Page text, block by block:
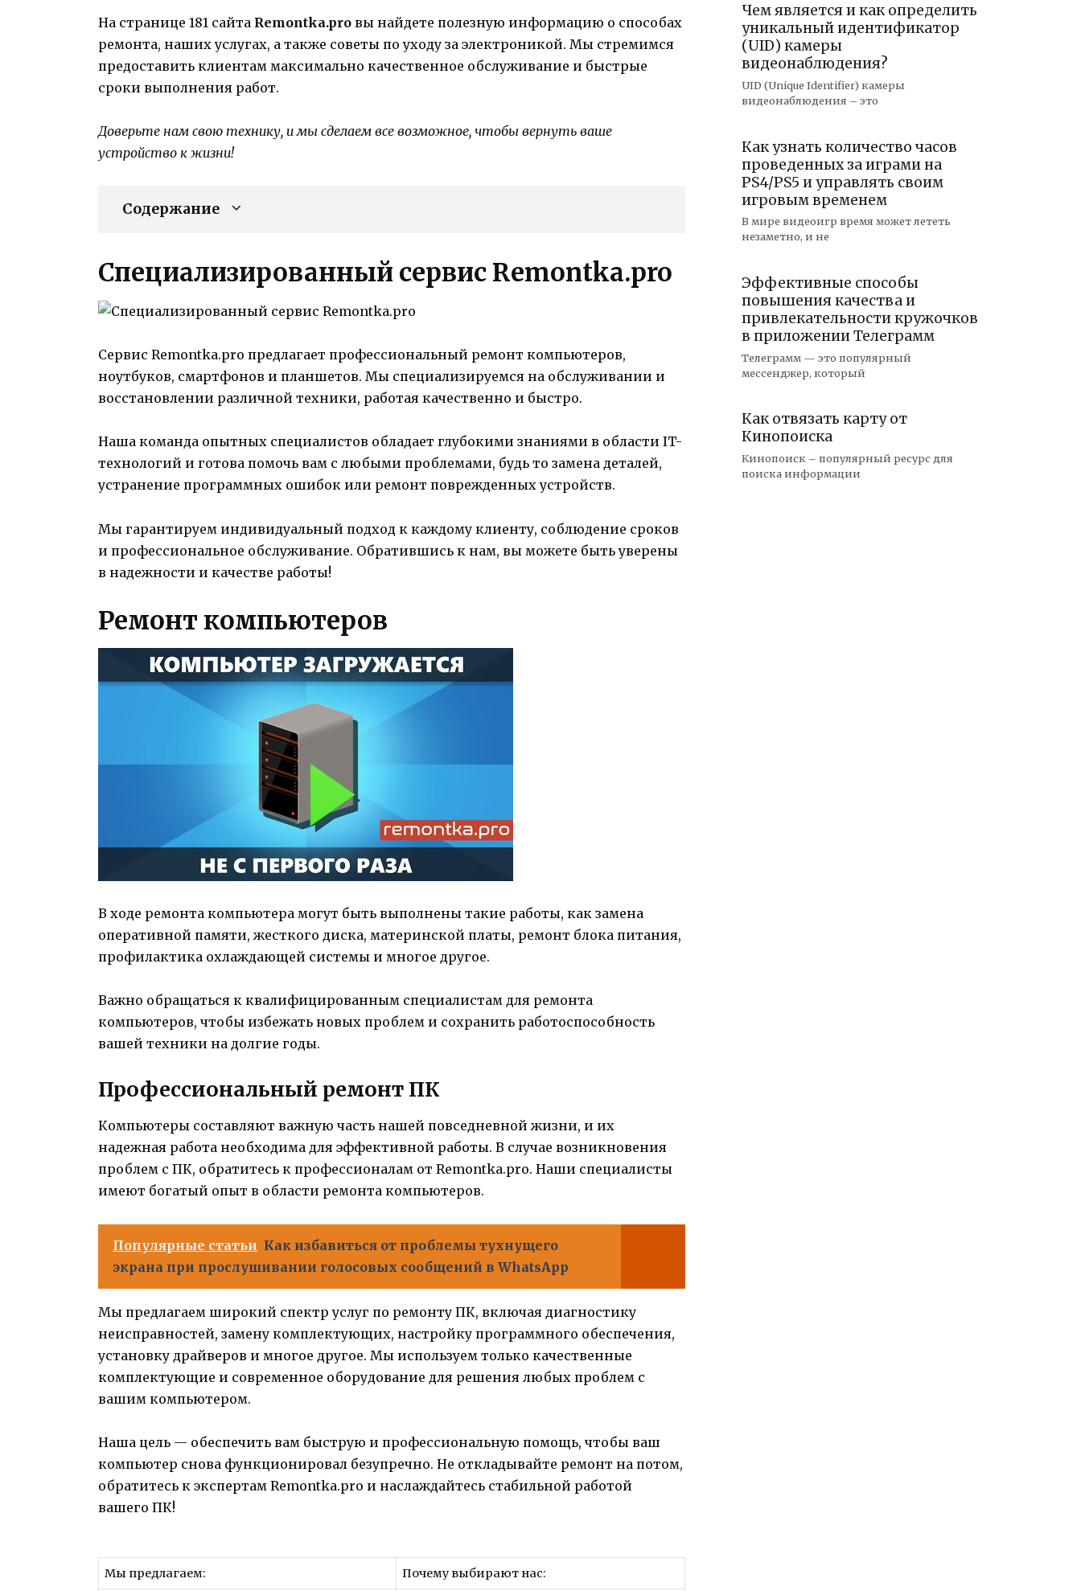
На странице 181 сайта Remontka.pro вы найдете полезную информацию о способах
ремонта, наших услугах, а также советы по уходу за электроникой. Мы стремимся
предоставить клиентам максимально качественное обслуживание и быстрые
сроки выполнения работ.
Доверьте нам свою технику, и мы сделаем все возможное, чтобы вернуть ваше
устройство к жизни!
Содержание
Специализированный сервис Remontka.pro
Сервис Remontka.pro предлагает профессиональный ремонт компьютеров,
ноутбуков, смартфонов и планшетов. Мы специализируемся на обслуживании и
восстановлении различной техники, работая качественно и быстро.
Наша команда опытных специалистов обладает глубокими знаниями в области IT-
технологий и готова помочь вам с любыми проблемами, будь то замена деталей,
устранение программных ошибок или ремонт поврежденных устройств.
Мы гарантируем индивидуальный подход к каждому клиенту, соблюдение сроков
и профессиональное обслуживание. Обратившись к нам, вы можете быть уверены
в надежности и качестве работы!
Ремонт компьютеров
В ходе ремонта компьютера могут быть выполнены такие работы, как замена
оперативной памяти, жесткого диска, материнской платы, ремонт блока питания,
профилактика охлаждающей системы и многое другое.
Важно обращаться к квалифицированным специалистам для ремонта
компьютеров, чтобы избежать новых проблем и сохранить работоспособность
вашей техники на долгие годы.
Профессиональный ремонт ПК
Компьютеры составляют важную часть нашей повседневной жизни, и их
надежная работа необходима для эффективной работы. В случае возникновения
проблем с ПК, обратитесь к профессионалам от Remontka.pro. Наши специалисты
имеют богатый опыт в области ремонта компьютеров.
Популярные статьи Как избавиться от проблемы тухнущего
экрана при прослушивании голосовых сообщений в WhatsApp
Мы предлагаем широкий спектр услуг по ремонту ПК, включая диагностику
неисправностей, замену комплектующих, настройку программного обеспечения,
установку драйверов и многое другое. Мы используем только качественные
комплектующие и современное оборудование для решения любых проблем с
вашим компьютером.
Наша цель — обеспечить вам быструю и профессиональную помощь, чтобы ваш
компьютер снова функционировал безупречно. Не откладывайте ремонт на потом,
обратитесь к экспертам Remontka.pro и наслаждайтесь стабильной работой
вашего ПК!
Мы предлагаем: Почему выбирают нас:
Чем является и как определить
уникальный идентификатор
(UID) камеры
видеонаблюдения?
UID (Unique Identifier) камеры
видеонаблюдения – это
Как узнать количество часов
проведенных за играми на
PS4/PS5 и управлять своим
игровым временем
В мире видеоигр время может лететь
незаметно, и не
Эффективные способы
повышения качества и
привлекательности кружочков
в приложении Телеграмм
Телеграмм — это популярный
мессенджер, который
Как отвязать карту от
Кинопоиска
Кинопоиск – популярный ресурс для
поиска информации